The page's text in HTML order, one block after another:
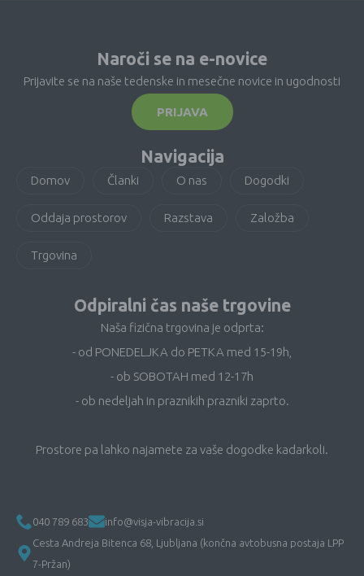
Naroči se na e-novice
Prijavite se na naše tedenske in mesečne novice in ugodnosti
PRIJAVA
Navigacija
Domov Članki O nas Dogodki
Oddaja prostorov Razstava Založba
Trgovina
Odpiralni čas naše trgovine
Naša fizična trgovina je odprta:
- od PONEDELJKA do PETKA med 15-19h,
- ob SOBOTAH med 12-17h
- ob nedeljah in praznikih prazniki zaprto.
Prostore pa lahko najamete za vaše dogodke kadarkoli.
040 789 683
info@visja-vibracija.si
Cesta Andreja Bitenca 68, Ljubljana (končna avtobusna postaja LPP
7-Pržan)